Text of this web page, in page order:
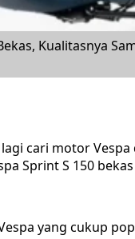
Kualitasnya
lagi cari motor
Sprint S 150
yang cukup